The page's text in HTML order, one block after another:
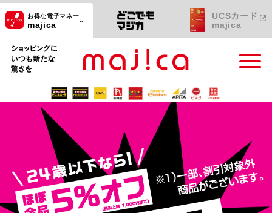
ショッピングにいつも新たな驚きを
お得な電子マネー
majica
UCSカード
majica